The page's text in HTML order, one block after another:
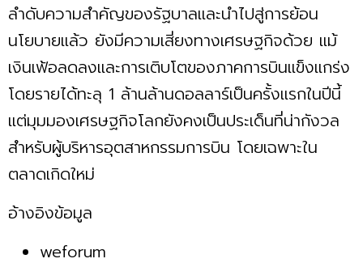
ลำดับความสำคัญของรัฐบาลและนำไปสู่การย้อน
นโยบายแล้ว ยังมีความเสี่ยงทางเศรษฐกิจด้วย แม้
เงินเฟ้อลดลงและการเติบโตของภาคการบินแข็งแกร่ง
โดยรายได้ทะลุ 1 ล้านล้านดอลลาร์เป็นครั้งแรกในปีนี้
แต่มุมมองเศรษฐกิจโลกยังคงเป็นประเด็นที่น่ากังวล
สำหรับผู้บริหารอุตสาหกรรมการบิน โดยเฉพาะใน
ตลาดเกิดใหม่
อ้างอิงข้อมูล
weforum